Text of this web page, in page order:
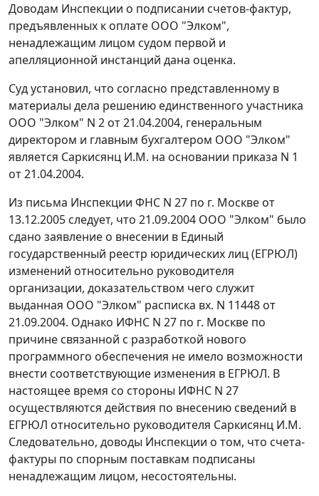
Доводам Инспекции о подписании счетов-фактур,
предъявленных к оплате ООО "Элком",
ненадлежащим лицом судом первой и
апелляционной инстанций дана оценка.
Суд установил, что согласно представленному в
материалы дела решению единственного участника
OOO "Элком" N 2 от 21.04.2004, генеральным
директором и главным бухгалтером ООО "Элком"
является Саркисянц И.М. на основании приказа N 1
от 21.04.2004.
Из письма Инспекции ФНС N 27 по г. Москве от
13.12.2005 следует, что 21.09.2004 ООО "Элком" было
сдано заявление о внесении в Единый
государственный реестр юридических лиц (ЕГРЮЛ)
изменений относительно руководителя
организации, доказательством чего служит
выданная ООО "Элком" расписка вх. N 11448 от
21.09.2004. Однако ИФНС N 27 по г. Москве по
причине связанной с разработкой нового
программного обеспечения не имело возможности
внести соответствующие изменения в ЕГРЮЛ. В
настоящее время со стороны ИФНС N 27
осуществляются действия по внесению сведений в
ЕГРЮЛ относительно руководителя Саркисянц И.М.
Следовательно, доводы Инспекции о том, что счета-
фактуры по спорным поставкам подписаны
ненадлежащим лицом, несостоятельны.